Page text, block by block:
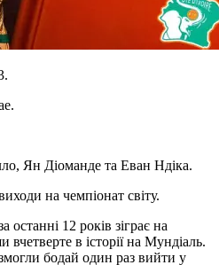
Ян Діоманде та Еван Ндіка.
на чемпіонат світу.
останні 12 років зіграє на
в історії на Мундіаль.
бодай один раз вийти у